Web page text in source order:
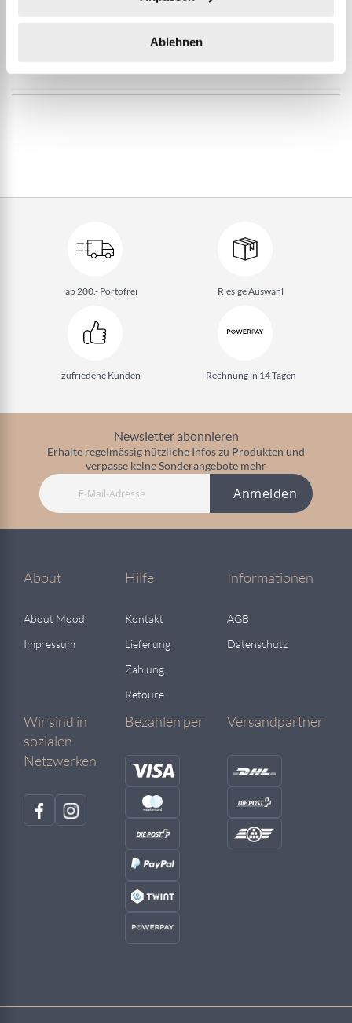
Ablehnen
ab 200.- Portofrei Riesige Auswahl
zufriedene Kunden Rechnung in 14 Tagen
Newsletter abonnieren
Erhalte regelmässig nützliche Infos zu Produkten und
verpasse keine Sonderangebote mehr
Anmelden
About
About Moodi
Impressum
Hilfe
Kontakt
Lieferung
Zahlung
Retoure
Informationen
AGB
Datenschutz
Wir sind in
sozialen
Netzwerken
Bezahlen per Versandpartner